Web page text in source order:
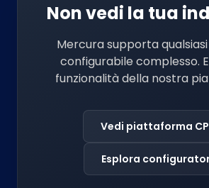
Non vedi la tua
Mercura supporta
configurabile complesso.
funzionalità della nostra
Vedi piattaforma
Esplora